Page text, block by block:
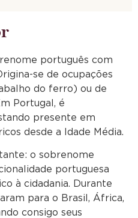
português com
se de ocupações
do ferro) ou de
Portugal, é
presente em
desde a Idade Média.
o sobrenome
portuguesa
à cidadania. Durante
para o Brasil, África,
consigo seus